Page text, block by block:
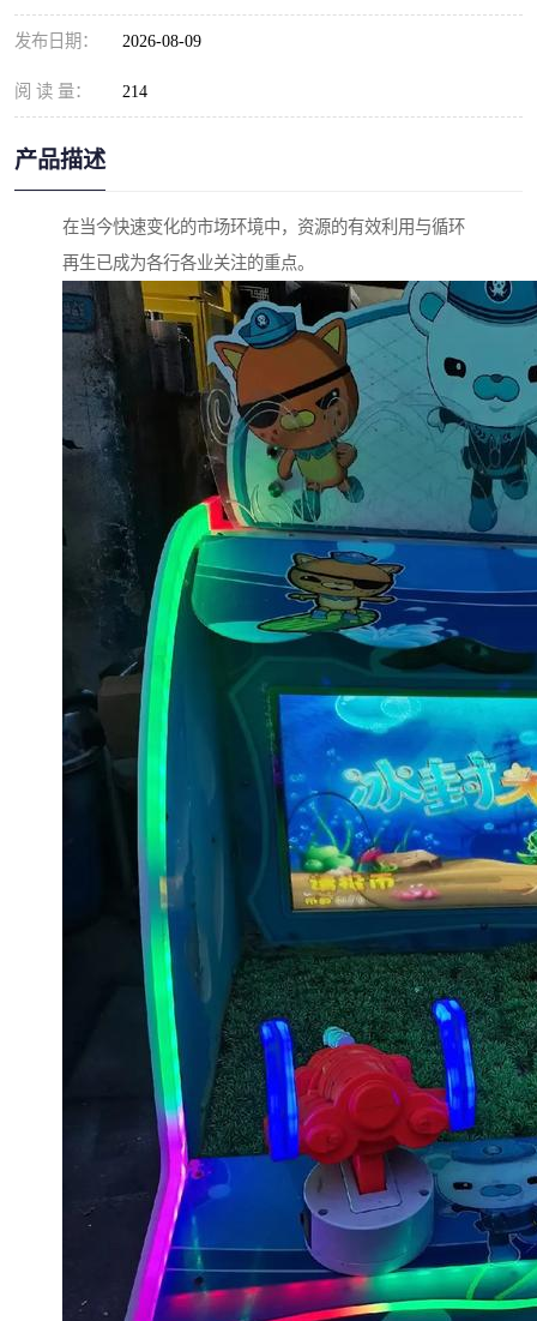
发布日期： 2026-08-09
阅 读 量： 214
产品描述
在当今快速变化的市场环境中，资源的有效利用与循环
再生已成为各行各业关注的重点。